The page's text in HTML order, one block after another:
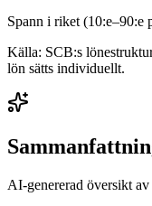
Spann i riket (10:e–90:e
Källa: SCB:s
lön sätts individuellt.
AI-genererad översikt av